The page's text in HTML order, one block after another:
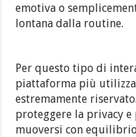
emotiva o
lontana dalla routine.
Per questo tipo di
piattaforma più
estremamente
proteggere la privacy
muoversi con